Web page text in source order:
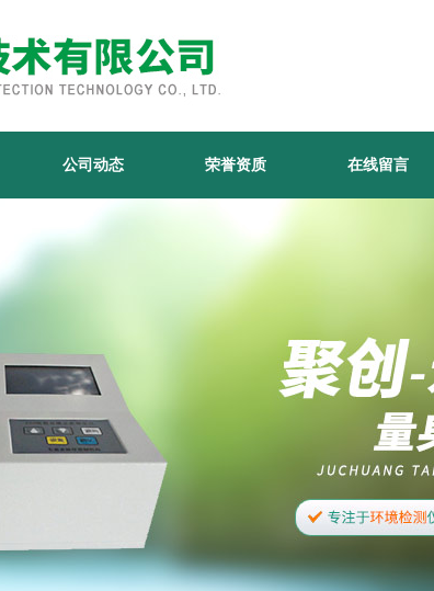
公司动态 荣誉资质 在线留言